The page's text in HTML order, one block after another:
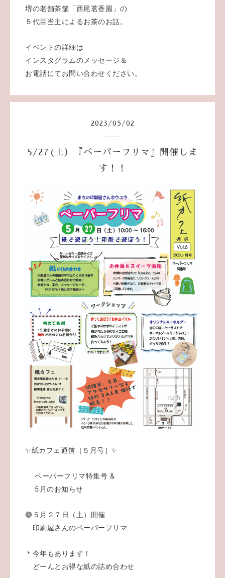
堺の老舗茶舗「西尾茗香園」の
５代目当主によるお茶のお話。
イベントの詳細は
インスタグラムのメッセージ＆
お電話にてお問い合わせください。
2023 /05 /02
5/27(土）『ペーパーフリマ』開催しま
す！！
✨紙カフェ通信［５月号］✨
ペーパーフリマ特集号 &
5月のお知らせ
🟢５月２７日（土）開催
印刷屋さんのペーパーフリマ
＊今年もあります！
どーんとお得な紙の詰め合わせ